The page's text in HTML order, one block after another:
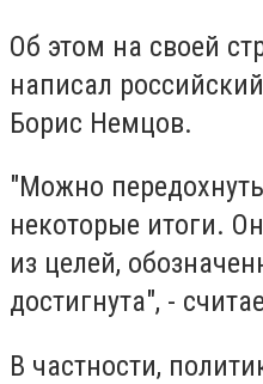
Об этом на своей
написал
Борис Немцов.
"Можно
некоторые итоги.
из целей,
достигнута", -
В частности,